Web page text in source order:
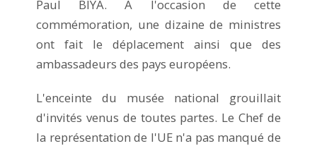
Paul BIYA. À l'occasion de cette
commémoration, une dizaine de ministres
ont fait le déplacement ainsi que des
ambassadeurs des pays européens.
L'enceinte du musée national grouillait
d'invités venus de toutes partes. Le Chef de
la représentation de l'UE n'a pas manqué de